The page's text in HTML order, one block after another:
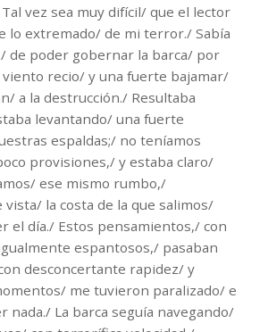
vez sea muy difícil/ que el lector
lo extremado/ de mi terror./ Sabía
de poder gobernar la barca/ por
recio/ y una fuerte bajamar/
a la destrucción./ Resultaba
levantando/ una fuerte
espaldas;/ no teníamos
provisiones,/ y estaba claro/
ese mismo rumbo,/
la costa de la que salimos/
el día./ Estos pensamientos,/ con
espantosos,/ pasaban
desconcertante rapidez/ y
me tuvieron paralizado/ e
nada./ La barca seguía navegando/